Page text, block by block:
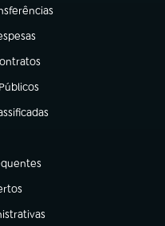
aba)
aba)
aba)
em nova aba)
aba)
aba)